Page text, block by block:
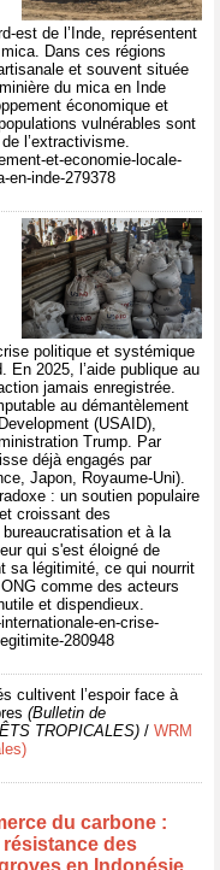
est de l’Inde, représentent
Dans ces régions
et souvent située
du mica en Inde
économique et
vulnérables sont
l’extractivisme.
et-economie-locale-
en-inde-279378
politique et systémique
En 2025, l’aide publique au
jamais enregistrée.
au démantèlement
(USAID),
Trump. Par
déjà engagés par
Japon, Royaume-Uni).
: un soutien populaire
croissant des
et à la
qui s'est éloigné de
sa légitimité, ce qui nourrit
comme des acteurs
et dispendieux.
en-crise-
280948
cultivent l’espoir face à
(Bulletin de
TROPICALES) / WRM
du carbone :
des
en Indonésie